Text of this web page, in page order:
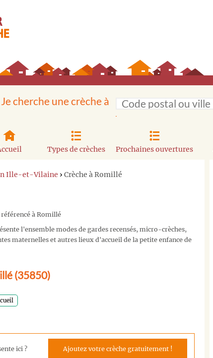
Je cherche une crèche à
Types de crèches Prochaines ouvertures
Ille-et-Vilaine › Crèche à Romillé
référencé à Romillé
l'ensemble modes de gardes recensés, micro-crèches,
maternelles et autres lieux d'accueil de la petite enfance de
(35850)
ici ? Ajoutez votre crèche gratuitement !